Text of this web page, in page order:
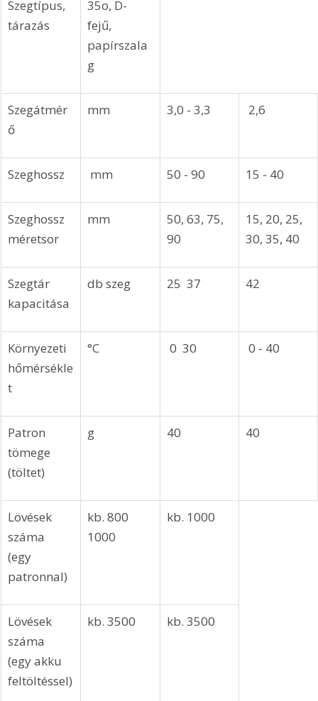
Szegtípus,
tárazás
35o, D-
fejű,
papírszala
g
Szegátmér
ő
mm 3,0 - 3,3 2,6
Szeghossz mm 50 - 90 15 - 40
Szeghossz
méretsor
mm
50, 63, 75,
90
15, 20, 25,
30, 35, 40
Szegtár
kapacitása
db szeg 25  37 42
Környezeti
hőmérsékle
t
°C 0  30 0 - 40
Patron
tömege
(töltet)
g 40 40
Lövések
száma
(egy
patronnal)
kb. 800 
1000
kb. 1000
Lövések
száma
(egy akku
feltöltéssel)
kb. 3500 kb. 3500